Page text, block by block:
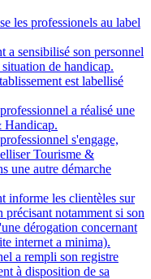
les professionels au label
a sensibilisé son personnel
de handicap.
est labellisé
a réalisé une
Handicap.
s'engage,
Tourisme &
une autre démarche
informe les clientèles sur
notamment si son
dérogation concernant
internet a minima).
a rempli son registre
à disposition de sa